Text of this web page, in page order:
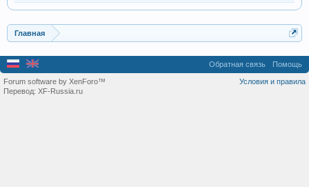
Главная
Обратная связь Помощь
Условия и правила
Forum software by XenForo™
Перевод: XF-Russia.ru